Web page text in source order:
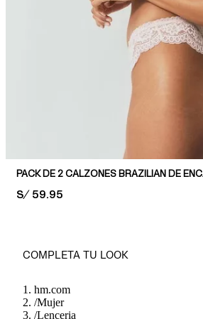
PRICE:
S/ 59.95
COMPLETA TU LOOK
hm.com
/Mujer
/Lenceria